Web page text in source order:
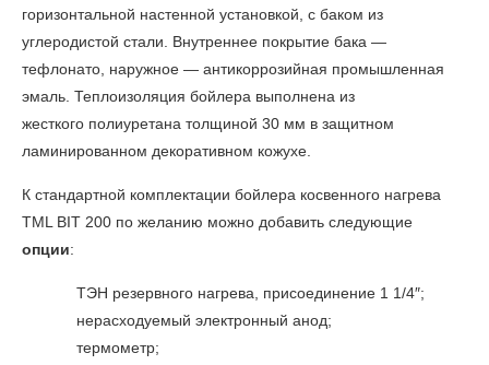
горизонтальной настенной установкой, с баком из
углеродистой стали. Внутреннее покрытие бака —
тефлонато, наружное — антикоррозийная промышленная
эмаль. Теплоизоляция бойлера выполнена из
жесткого полиуретана толщиной 30 мм в защитном
ламинированном декоративном кожухе.
К стандартной комплектации бойлера косвенного нагрева
TML BIT 200 по желанию можно добавить следующие
опции:
ТЭН резервного нагрева, присоединение 1 1/4″;
нерасходуемый электронный анод;
термометр;